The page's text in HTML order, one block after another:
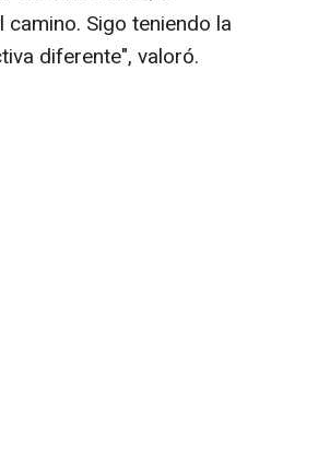
Sigo teniendo la
diferente", valoró.